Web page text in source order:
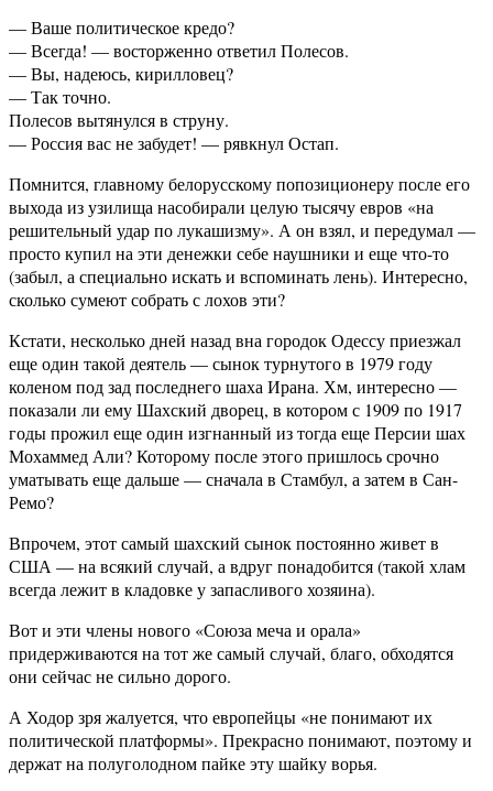
— Ваше политическое кредо?
— Всегда! — восторженно ответил Полесов.
— Вы, надеюсь, кирилловец?
— Так точно.
Полесов вытянулся в струну.
— Россия вас не забудет! — рявкнул Остап.
Помнится, главному белорусскому попозиционеру после его
выхода из узилища насобирали целую тысячу евров «на
решительный удар по лукашизму». А он взял, и передумал —
просто купил на эти денежки себе наушники и еще что-то
(забыл, а специально искать и вспоминать лень). Интересно,
сколько сумеют собрать с лохов эти?
Кстати, несколько дней назад вна городок Одессу приезжал
еще один такой деятель — сынок турнутого в 1979 году
коленом под зад последнего шаха Ирана. Хм, интересно —
показали ли ему Шахский дворец, в котором с 1909 по 1917
годы прожил еще один изгнанный из тогда еще Персии шах
Мохаммед Али? Которому после этого пришлось срочно
уматывать еще дальше — сначала в Стамбул, а затем в Сан-
Ремо?
Впрочем, этот самый шахский сынок постоянно живет в
США — на всякий случай, а вдруг понадобится (такой хлам
всегда лежит в кладовке у запасливого хозяина).
Вот и эти члены нового «Союза меча и орала»
придерживаются на тот же самый случай, благо, обходятся
они сейчас не сильно дорого.
А Ходор зря жалуется, что европейцы «не понимают их
политической платформы». Прекрасно понимают, поэтому и
держат на полуголодном пайке эту шайку ворья.